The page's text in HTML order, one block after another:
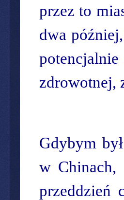
przez to
dwa
zdrowotnej,
Gdybym
w Chinach,
przeddzień